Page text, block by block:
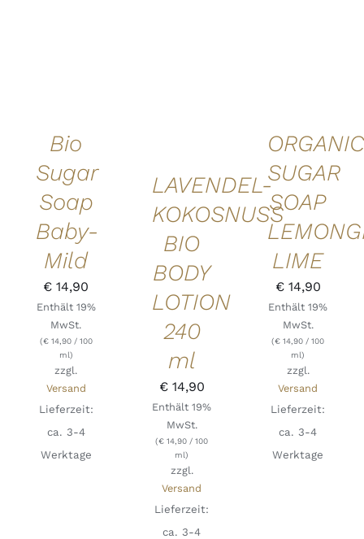
Bio
Sugar
Soap
Baby-
Mild
€ 14,90
Enthält 19%
MwSt.
(€14,90/ 100
ml)
zzgl.
Versand
Lieferzeit:
ca. 3-4
Werktage
LAVENDEL-
KOKOSNUSS
BIO
BODY
LOTION
240
ml
€14,90
Enthält 19%
MwSt.
(€ 14,90 / 100
ml)
zzgl.
Versand
Lieferzeit:
ca. 3-4
SUGAR
SOAP
LIME
€14,90
Enthält 19%
MwSt.
(€ 14,90 / 100
ml)
zzgl.
Versand
Lieferzeit:
ca. 3-4
Werktage